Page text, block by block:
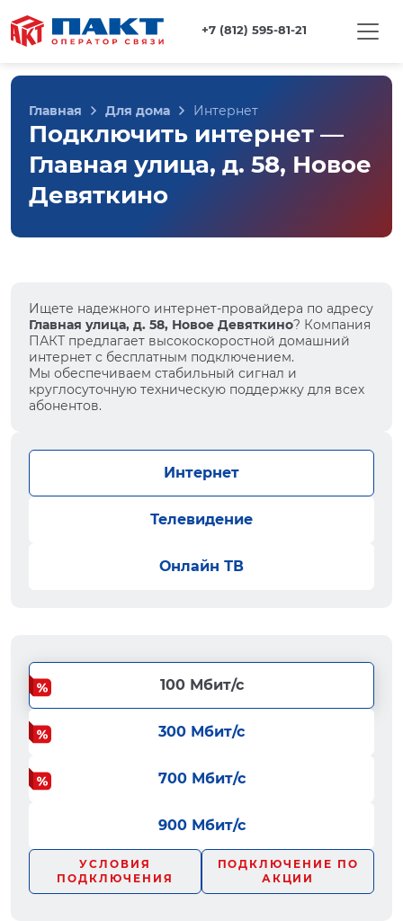
+7 (812) 595-81-21
Главная Для дома Интернет
Подключить интернет —
Главная улица, д. 58, Новое
Девяткино
Ищете надежного интернет-провайдера по адресу
Главная улица, д. 58, Новое Девяткино? Компания
ПАКТ предлагает высокоскоростной домашний
интернет с бесплатным подключением.
Мы обеспечиваем стабильный сигнал и
круглосуточную техническую поддержку для всех
абонентов.
Интернет
Телевидение
Онлайн ТВ
100 Мбит/с
300 Мбит/с
700 Мбит/с
900 Мбит/с
УСЛОВИЯ
ПОДКЛЮЧЕНИЯ
ПОДКЛЮЧЕНИЕ ПО
АКЦИИ